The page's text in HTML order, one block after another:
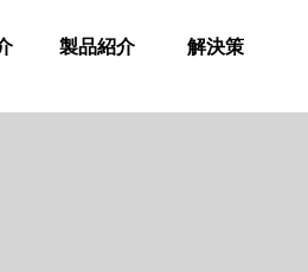
製品紹介 解決策